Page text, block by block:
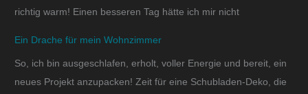
richtig warm! Einen besseren Tag hätte ich mir nicht
Ein Drache für mein Wohnzimmer
So, ich bin ausgeschlafen, erholt, voller Energie und bereit, ein
neues Projekt anzupacken! Zeit für eine Schubladen-Deko, die